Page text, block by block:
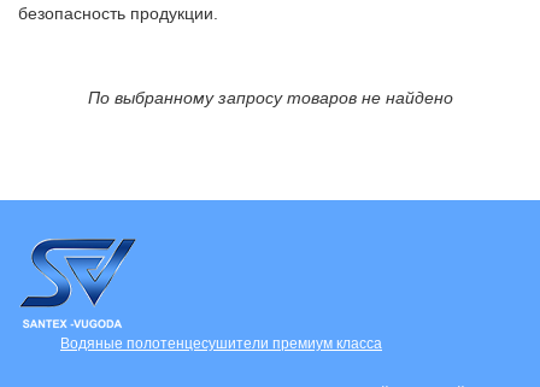
безопасность продукции.
По выбранному запросу товаров не найдено
Водяные полотенцесушители премиум класса